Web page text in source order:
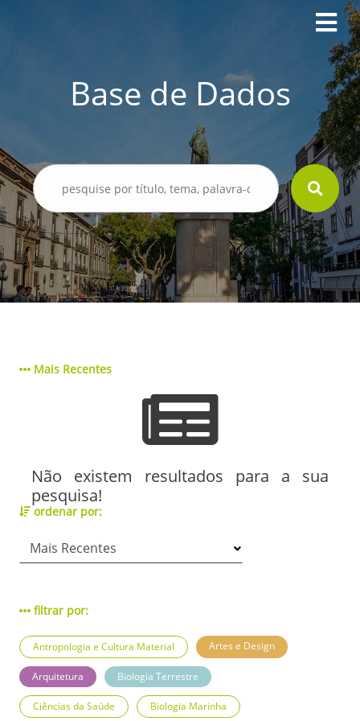
Base de Dados
Mais Recentes
Não existem resultados para a sua
pesquisa!
ordenar por:
filtrar por:
Antropologia e Cultura Material Artes e Design
Arquitetura Biologia Terrestre
Ciências da Saúde Biologia Marinha